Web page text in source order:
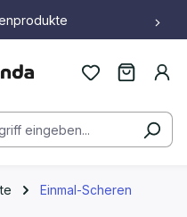
Einmal-Scheren